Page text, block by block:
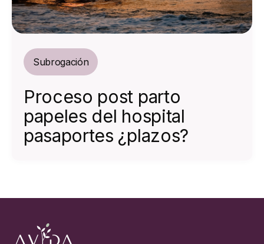
Subrogación
Proceso post parto
papeles del hospital
pasaportes ¿plazos?